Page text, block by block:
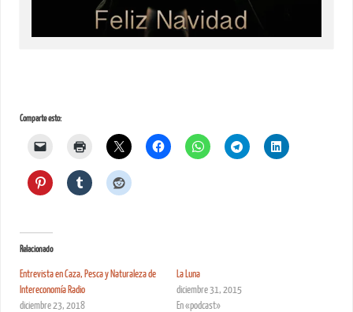
Comparte esto:
Relacionado
Entrevista en Caza, Pesca y Naturaleza de
Intereconomía Radio
diciembre 23, 2018
La Luna
diciembre 31, 2015
En «podcast»